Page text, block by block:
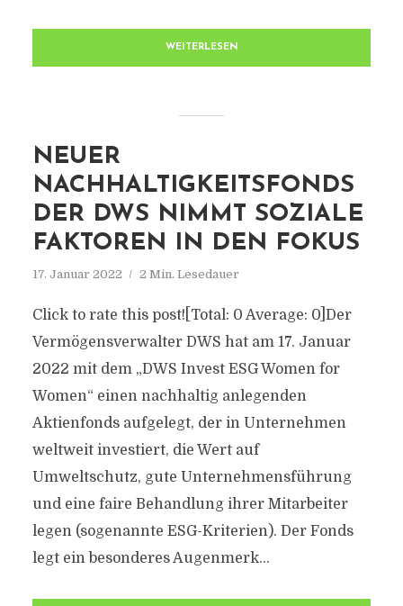
WEITERLESEN
NEUER
NACHHALTIGKEITSFONDS
DER DWS NIMMT SOZIALE
FAKTOREN IN DEN FOKUS
17. Januar 2022 2 Min. Lesedauer
Click to rate this post![Total: 0 Average: 0]Der
Vermögensverwalter DWS hat am 17. Januar
2022 mit dem „DWS Invest ESG Women for
Women“ einen nachhaltig anlegenden
Aktienfonds aufgelegt, der in Unternehmen
weltweit investiert, die Wert auf
Umweltschutz, gute Unternehmensführung
und eine faire Behandlung ihrer Mitarbeiter
legen (sogenannte ESG-Kriterien). Der Fonds
legt ein besonderes Augenmerk...